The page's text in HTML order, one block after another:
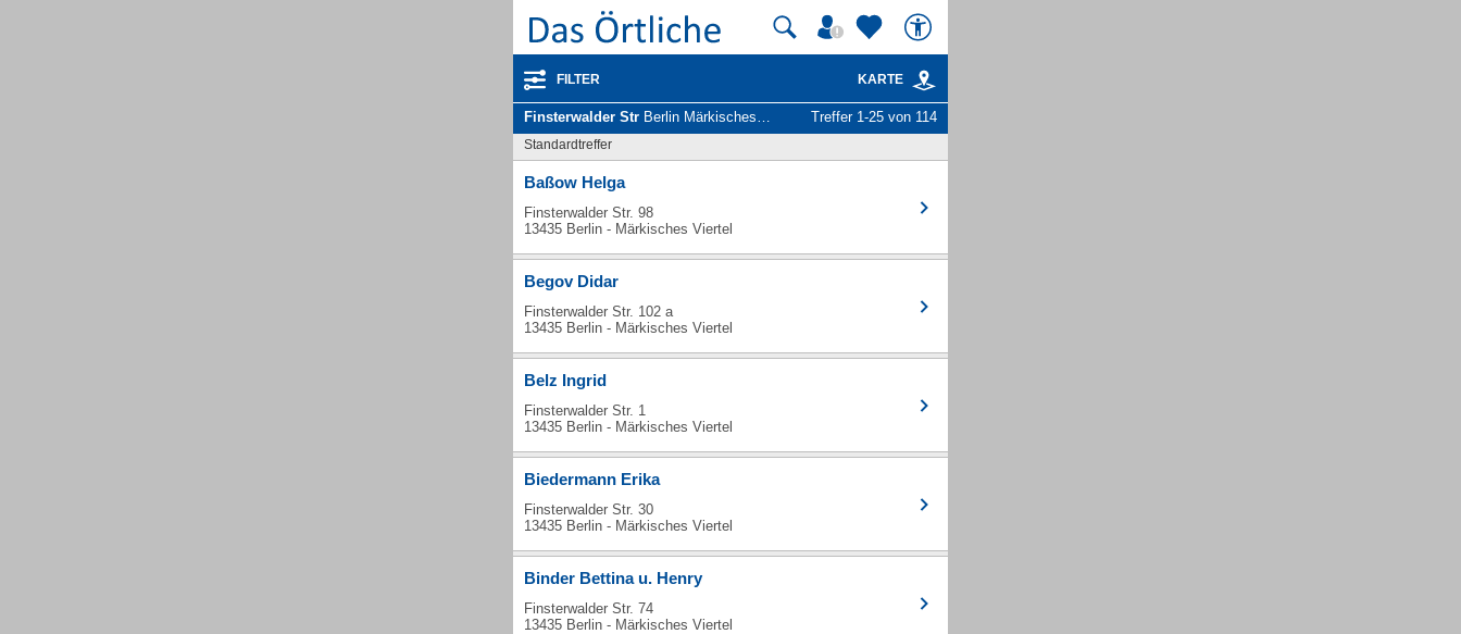
FILTER KARTE
Finsterwalder Str Berlin Märkisches Viertel - Unternehmen und Personen Treffer 1-25 von 114
Standardtreffer
Baßow Helga
Finsterwalder Str. 98
13435 Berlin - Märkisches Viertel
Begov Didar
Finsterwalder Str. 102 a
13435 Berlin - Märkisches Viertel
Belz Ingrid
Finsterwalder Str. 1
13435 Berlin - Märkisches Viertel
Biedermann Erika
Finsterwalder Str. 30
13435 Berlin - Märkisches Viertel
Binder Bettina u. Henry
Finsterwalder Str. 74
13435 Berlin - Märkisches Viertel